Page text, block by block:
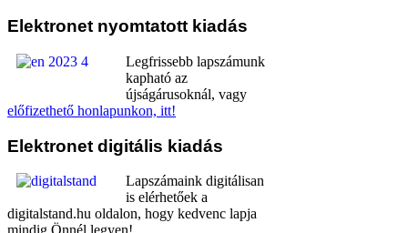
Elektronet nyomtatott kiadás
Legfrissebb lapszámunk
kapható az
újságárusoknál, vagy
előfizethető honlapunkon, itt!
Elektronet digitális kiadás
Lapszámaink digitálisan
is elérhetőek a
digitalstand.hu oldalon, hogy kedvenc lapja